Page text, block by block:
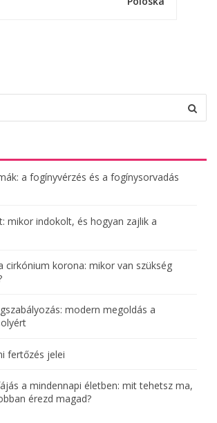
a fogínyvérzés és a fogínysorvadás
mikor indokolt, és hogyan zajlik a
cirkónium korona: mikor van szükség
modern megoldás a
fertőzés jelei
a mindennapi életben: mit tehetsz ma,
érezd magad?